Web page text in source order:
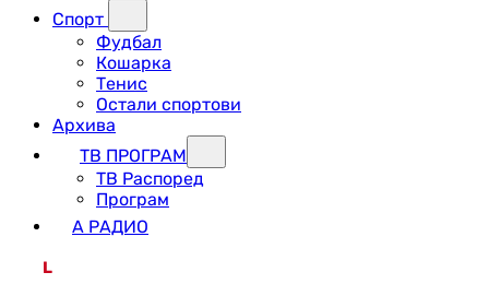
Спорт
Фудбал
Кошарка
Тенис
Остали спортови
Архива
ТВ ПРОГРАМ
ТВ Распоред
Програм
А РАДИО
L